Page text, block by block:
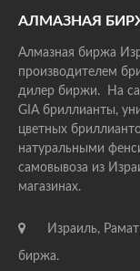
АЛМАЗНАЯ
Алмазная биржа
производителем
дилер биржи. На
GIA бриллианты,
цветных
натуральными
самовывоза из
магазинах.
Израиль,
биржа.